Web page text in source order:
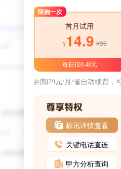
限购一次
首月试用
¥14.9 ¥39
每日仅0.48元
到期29元/月/省自动续费，
标讯详情查看
关键电话直连
甲方分析查询